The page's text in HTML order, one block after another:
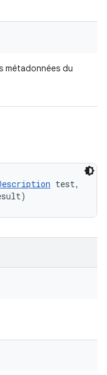
métadonnées du
test,